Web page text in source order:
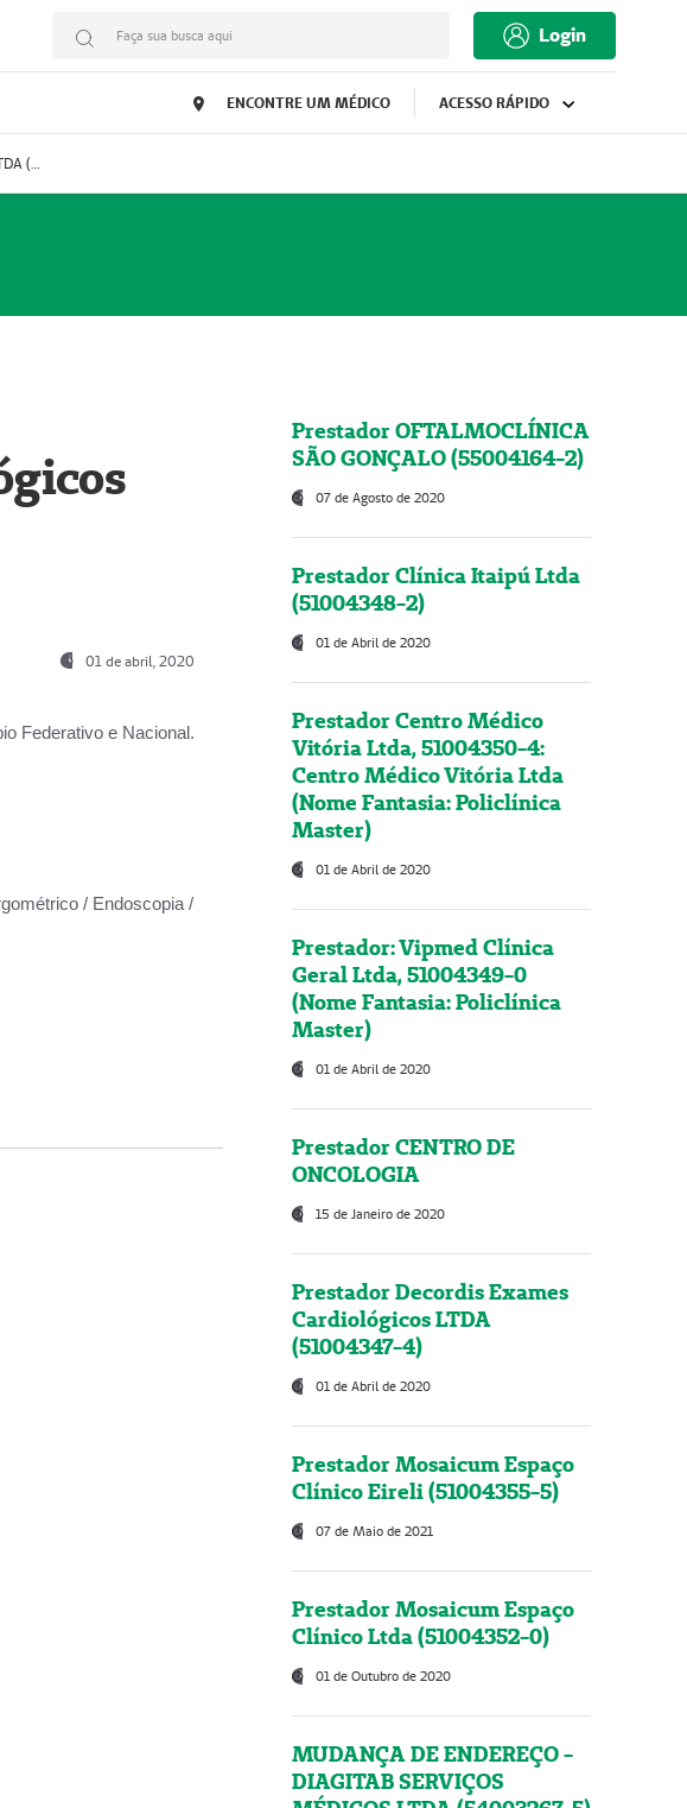
Faça sua busca aqui Login
ENCONTRE UM MÉDICO ACESSO RÁPIDO
Prestador Decordis Exames Cardiológicos LTDA (51004346-0)
01 de abril, 2020
Federativo e Nacional.
/ Endoscopia /
Prestador OFTALMOCLÍNICA
SÃO GONÇALO (55004164-2)
07 de Agosto de 2020
Prestador Clínica Itaipú Ltda
(51004348-2)
01 de Abril de 2020
Prestador Centro Médico
Vitória Ltda, 51004350-4:
Centro Médico Vitória Ltda
(Nome Fantasia: Policlínica
Master)
01 de Abril de 2020
Prestador: Vipmed Clínica
Geral Ltda, 51004349-0
(Nome Fantasia: Policlínica
Master)
01 de Abril de 2020
Prestador CENTRO DE
ONCOLOGIA
15 de Janeiro de 2020
Prestador Decordis Exames
Cardiológicos LTDA
(51004347-4)
01 de Abril de 2020
Prestador Mosaicum Espaço
Clínico Eireli (51004355-5)
07 de Maio de 2021
Prestador Mosaicum Espaço
Clínico Ltda (51004352-0)
01 de Outubro de 2020
MUDANÇA DE ENDEREÇO -
DIAGITAB SERVIÇOS